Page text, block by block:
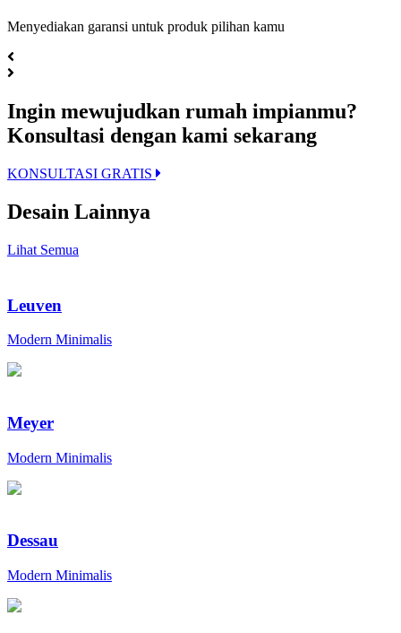
Menyediakan garansi untuk produk pilihan kamu
Ingin mewujudkan rumah impianmu?
Konsultasi dengan kami sekarang
KONSULTASI GRATIS
Desain Lainnya
Lihat Semua
Leuven
Modern Minimalis
Meyer
Modern Minimalis
Dessau
Modern Minimalis